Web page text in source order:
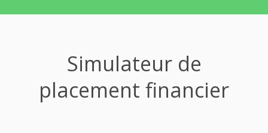
Simulateur de
placement financier